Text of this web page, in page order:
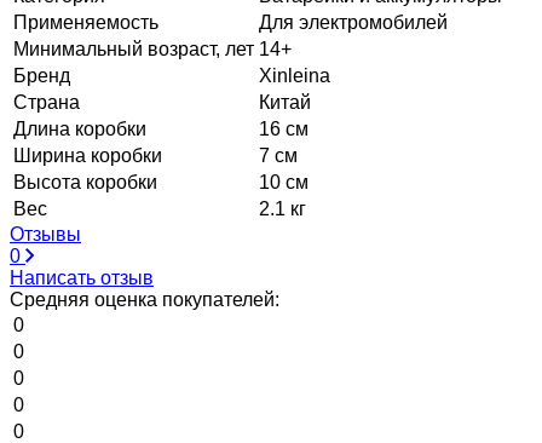
Применяемость
Для электромобилей
Минимальный возраст, лет 14+
Бренд
Xinleina
Страна
Китай
Длина коробки
16 см
Ширина коробки
7 см
Высота коробки
10 см
Вес
2.1 кг
Отзывы
0
Написать отзыв
Средняя оценка покупателей:
0
0
0
0
0